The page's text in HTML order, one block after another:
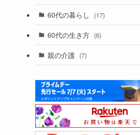
60代の暮らし (17)
60代の生き方 (6)
親の介護 (7)